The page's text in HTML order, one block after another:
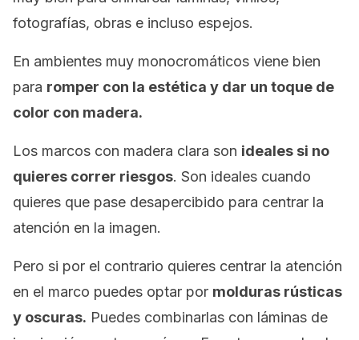
fotografías, obras e incluso espejos.
En ambientes muy monocromáticos viene bien
para romper con la estética y dar un toque de
color con madera.
Los marcos con madera clara son ideales si no
quieres correr riesgos. Son ideales cuando
quieres que pase desapercibido para centrar la
atención en la imagen.
Pero si por el contrario quieres centrar la atención
en el marco puedes optar por molduras rústicas
y oscuras. Puedes combinarlas con láminas de